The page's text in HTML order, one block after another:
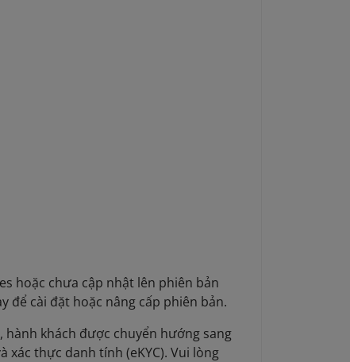
hoặc chưa cập nhật lên phiên bản
để cài đặt hoặc nâng cấp phiên bản.
hành khách được chuyển hướng sang
thực danh tính (eKYC). Vui lòng